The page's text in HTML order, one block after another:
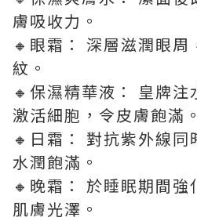
膚吸收力。
🔸眼霜： 深層滋潤眼
紋。
🔸保濕精華液： 皇牌注
激活細胞，令皮膚飽滿。
🔸日霜： 對抗紫外線同
水潤飽滿。
🔸晚霜： 於睡眠期間
肌膚光澤。